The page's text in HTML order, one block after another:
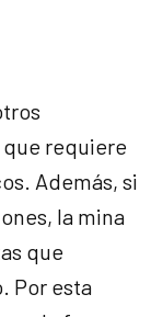
que requiere
Además, si
la mina
que
Por esta